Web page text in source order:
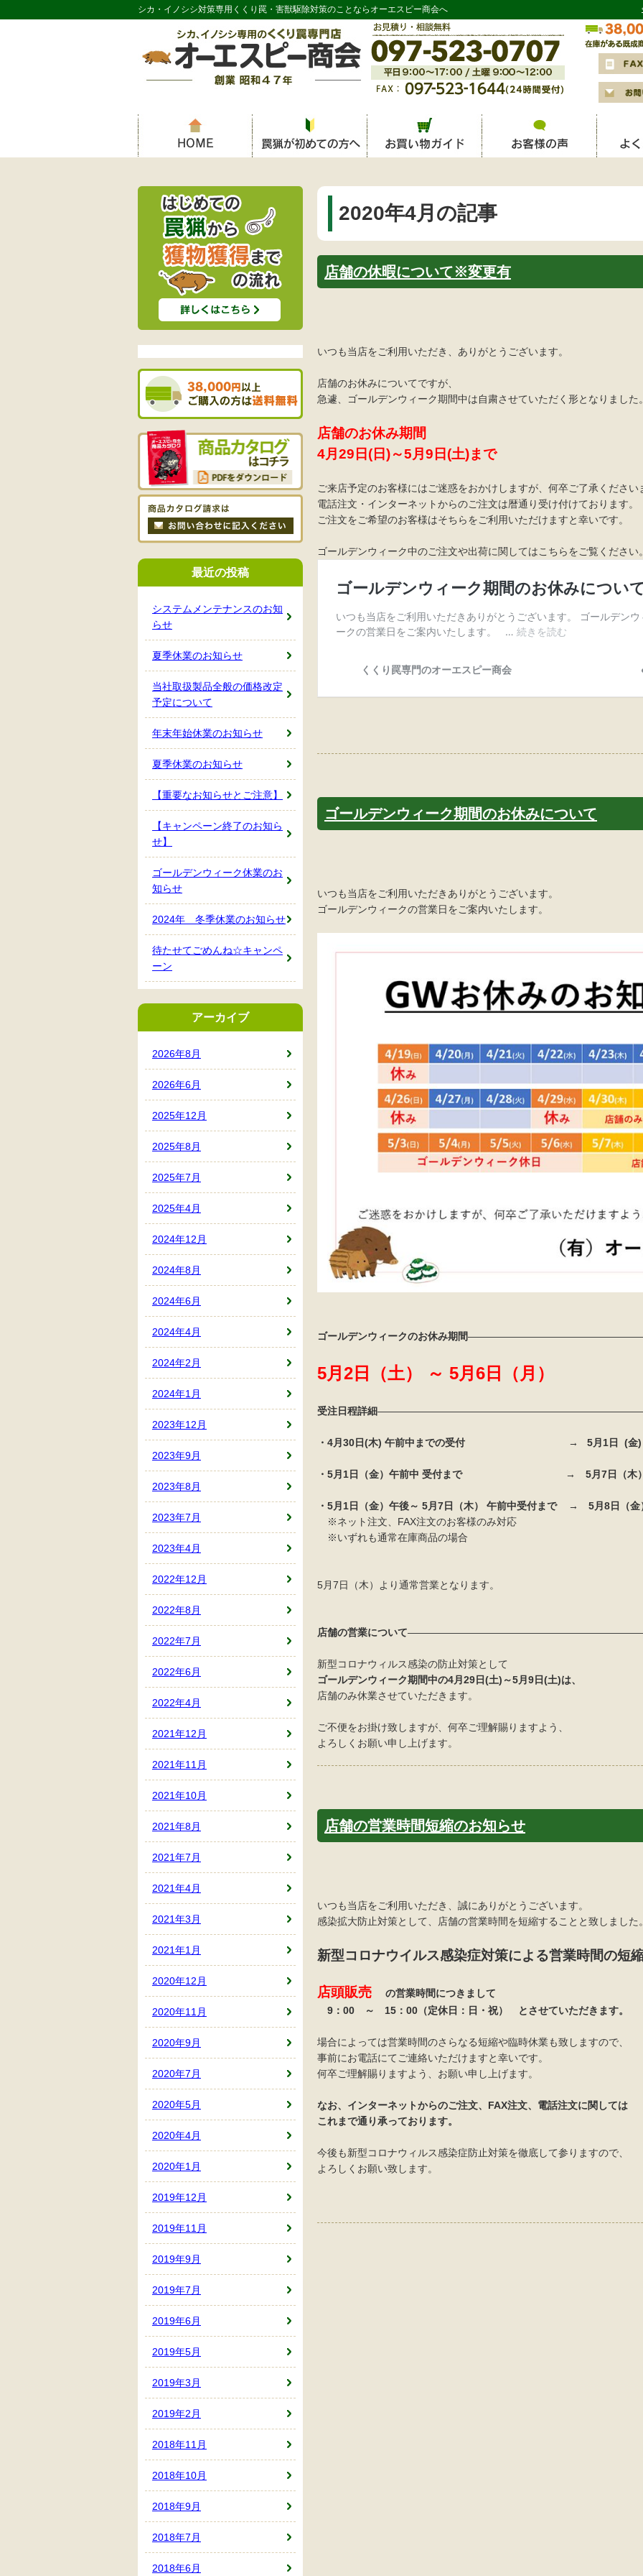
シカ・イノシシ対策専用くくり罠・害獣駆除対策のことならオーエスピー商会へ
2020年4月の記事
店舗の休暇について※変更有
いつも当店をご利用いただき、ありがとうございます。
店舗のお休みについてですが、
急遽、ゴールデンウィーク期間中は自粛させていただく形となりました。
店舗のお休み期間
4月29日(日)～5月9日(土)まで
ご来店予定のお客様にはご迷惑をおかけしますが、何卒ご了承ください
電話注文・インターネットからのご注文は暦通り受け付けております。
ご注文をご希望のお客様はそちらをご利用いただけますと幸いです。
ゴールデンウィーク中のご注文や出荷に関してはこちらをご覧ください。
ゴールデンウィーク期間のお休みについて
いつも当店をご利用いただきありがとうございます。
ゴールデンウィークの営業日をご案内いたします。
ゴールデンウィークのお休み期間
5月2日（土） ～ 5月6日（月）
受注日程詳細
・4月30日(木) 午前中までの受付 → 5月1日 (金)
・5月1日（金）午前中 受付まで → 5月7日（木）
・5月1日（金）午後～ 5月7日（木） 午前中受付まで → 5月8日（金
※ネット注文、FAX注文のお客様のみ対応
※いずれも通常在庫商品の場合
5月7日（木）より通常営業となります。
店舗の営業について
新型コロナウィルス感染の防止対策として
ゴールデンウィーク期間中の4月29日(土)～5月9日(土)は、
店舗のみ休業させていただきます。
ご不便をお掛け致しますが、何卒ご理解賜りますよう、
よろしくお願い申し上げます。
店舗の営業時間短縮のお知らせ
いつも当店をご利用いただき、誠にありがとうございます。
感染拡大防止対策として、店舗の営業時間を短縮することと致しました。
新型コロナウイルス感染症対策による営業時間の短
店頭販売
の営業時間につきまして
9：00 ～ 15：00（定休日：日・祝） とさせていただきます。
場合によっては営業時間のさらなる短縮や臨時休業も致しますので、
事前にお電話にてご連絡いただけますと幸いです。
何卒ご理解賜りますよう、お願い申し上げます。
なお、インターネットからのご注文、FAX注文、電話注文に関しては
これまで通り承っております。
今後も新型コロナウィルス感染症防止対策を徹底して参りますので、
よろしくお願い致します。
最近の投稿
システムメンテナンスのお知
らせ
夏季休業のお知らせ
当社取扱製品全般の価格改定
予定について
年末年始休業のお知らせ
夏季休業のお知らせ
【重要なお知らせとご注意】
【キャンペーン終了のお知ら
せ】
ゴールデンウィーク休業のお
知らせ
2024年 冬季休業のお知らせ
待たせてごめんね☆キャンペ
ーン
アーカイブ
2026年8月
2026年6月
2025年12月
2025年8月
2025年7月
2025年4月
2024年12月
2024年8月
2024年6月
2024年4月
2024年2月
2024年1月
2023年12月
2023年9月
2023年8月
2023年7月
2023年4月
2022年12月
2022年8月
2022年7月
2022年6月
2022年4月
2021年12月
2021年11月
2021年10月
2021年8月
2021年7月
2021年4月
2021年3月
2021年1月
2020年12月
2020年11月
2020年9月
2020年7月
2020年5月
2020年4月
2020年1月
2019年12月
2019年11月
2019年9月
2019年7月
2019年6月
2019年5月
2019年3月
2019年2月
2018年11月
2018年10月
2018年9月
2018年7月
2018年6月